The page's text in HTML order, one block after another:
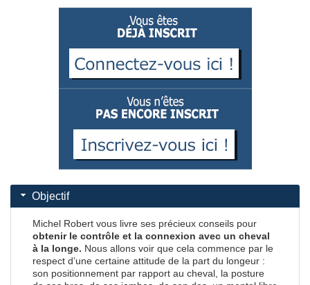
Objectif
Michel Robert vous livre ses précieux conseils pour
obtenir le contrôle et la connexion avec un cheval
à la longe. Nous allons voir que cela commence par le
respect d’une certaine attitude de la part du longeur :
son positionnement par rapport au cheval, la posture